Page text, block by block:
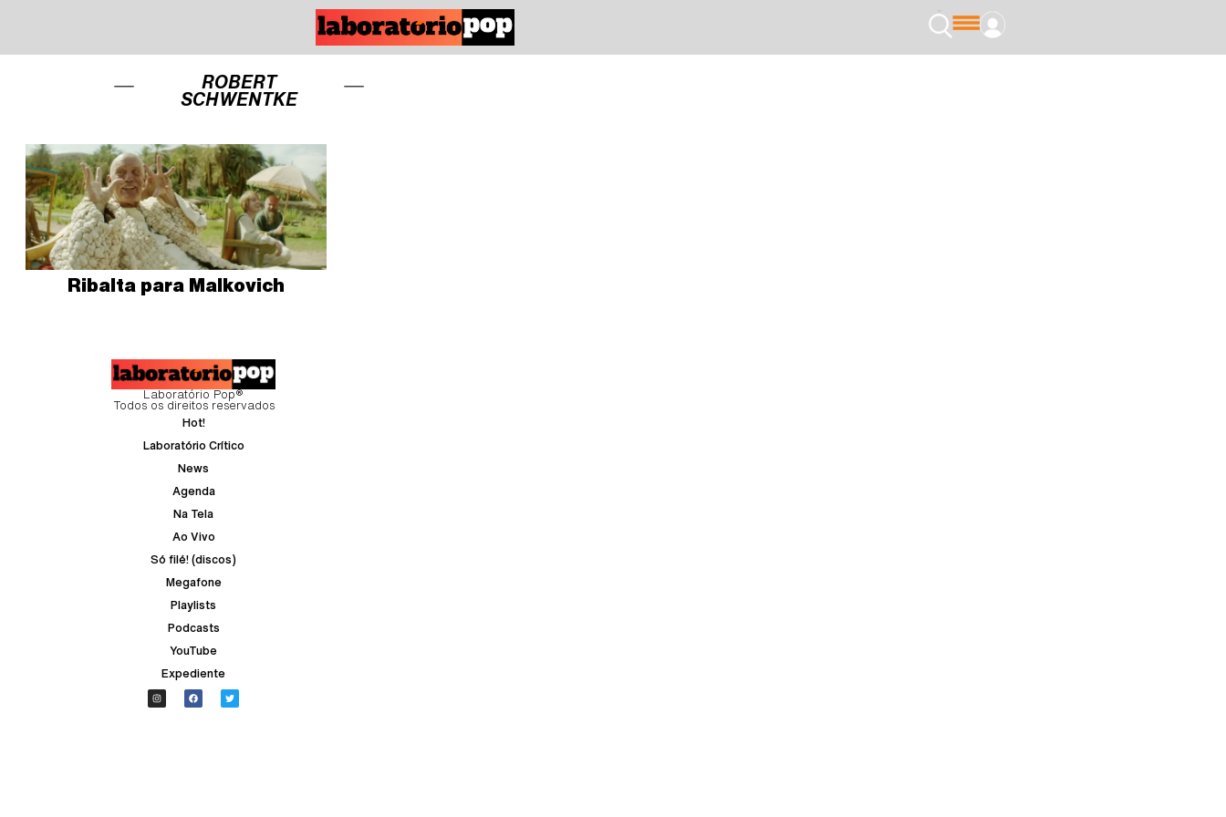
ROBERT
SCHWENTKE
Ribalta para Malkovich
Laboratório Pop®
Todos os direitos reservados
Hot!
Laboratório Crítico
News
Agenda
Na Tela
Ao Vivo
Só filé! (discos)
Megafone
Playlists
Podcasts
YouTube
Expediente